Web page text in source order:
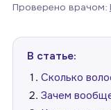
Проверено врачом:
В статье:
Сколько
Зачем